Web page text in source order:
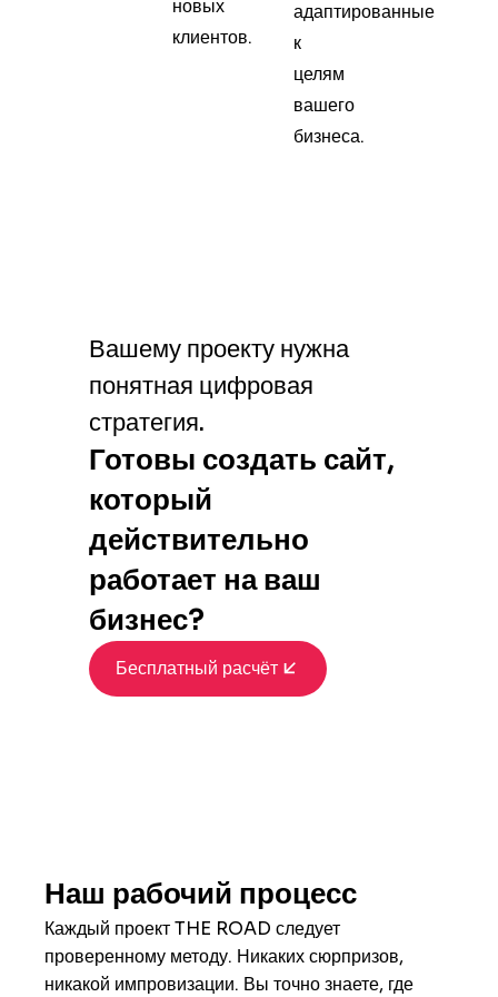
новых
клиентов.
адаптированные
к
целям
вашего
бизнеса.
Вашему проекту нужна
понятная цифровая
стратегия.
Готовы создать сайт,
который
действительно
работает на ваш
бизнес?
Бесплатный расчёт
Наш рабочий процесс
Каждый проект THE ROAD следует
проверенному методу. Никаких сюрпризов,
никакой импровизации. Вы точно знаете, где